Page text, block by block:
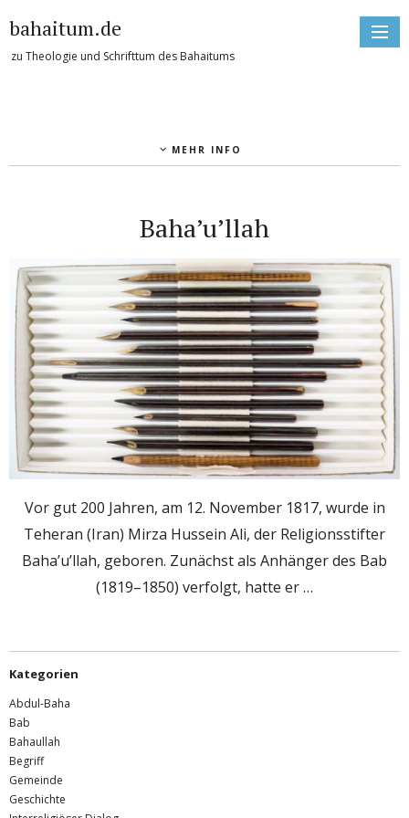
bahaitum.de
zu Theologie und Schrifttum des Bahaitums
MEHR INFO
Baha’u’llah
Vor gut 200 Jahren, am 12. November 1817, wurde in
Teheran (Iran) Mirza Hussein Ali, der Religionsstifter
Baha’u’llah, geboren. Zunächst als Anhänger des Bab
(1819–1850) verfolgt, hatte er …
Kategorien
Abdul-Baha
Bab
Bahaullah
Begriff
Gemeinde
Geschichte